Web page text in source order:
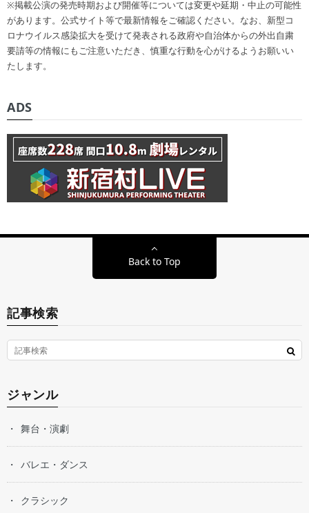
※掲載公演の発売時期および開催等については変更や延期・中止の可能性
があります。公式サイト等で最新情報をご確認ください。なお、新型コ
ロナウイルス感染拡大を受けて発表される政府や自治体からの外出自粛
要請等の情報にもご注意いただき、慎重な行動を心がけるようお願いい
たします。
ADS
Back to Top
記事検索
ジャンル
舞台・演劇
バレエ・ダンス
クラシック